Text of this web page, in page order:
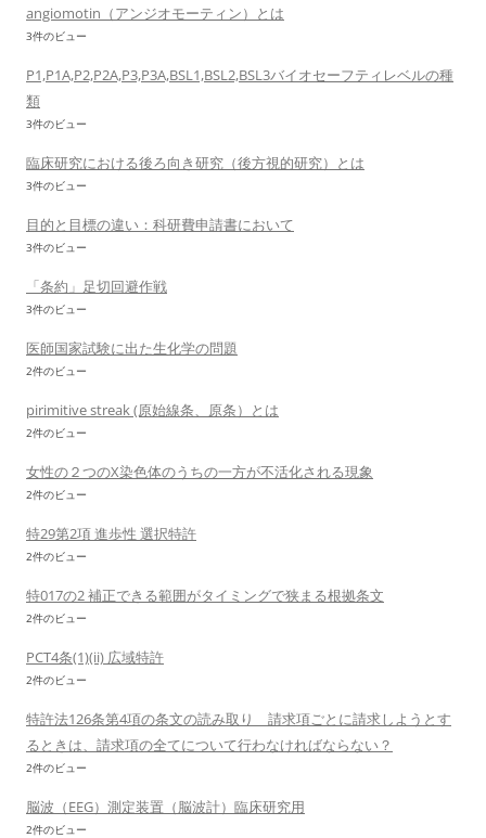
angiomotin（アンジオモーティン）とは
3件のビュー
P1,P1A,P2,P2A,P3,P3A,BSL1,BSL2,BSL3バイオセーフティレベルの種
類
3件のビュー
臨床研究における後ろ向き研究（後方視的研究）とは
3件のビュー
目的と目標の違い：科研費申請書において
3件のビュー
「条約」足切回避作戦
3件のビュー
医師国家試験に出た生化学の問題
2件のビュー
pirimitive streak (原始線条、原条）とは
2件のビュー
女性の２つのX染色体のうちの一方が不活化される現象
2件のビュー
特29第2項 進歩性 選択特許
2件のビュー
特017の2 補正できる範囲がタイミングで狭まる根拠条文
2件のビュー
PCT4条(1)(ii) 広域特許
2件のビュー
特許法126条第4項の条文の読み取り 請求項ごとに請求しようとす
るときは、請求項の全てについて行わなければならない？
2件のビュー
脳波（EEG）測定装置（脳波計）臨床研究用
2件のビュー